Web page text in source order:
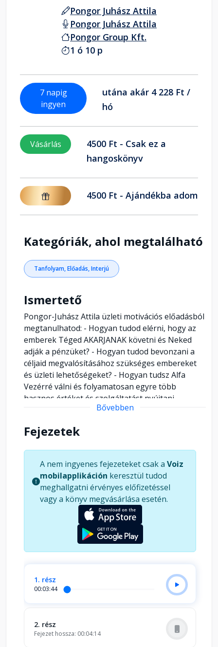
Pongor Juhász Attila
Pongor Juhász Attila
Pongor Group Kft.
1 ó 10 p
7 napig
ingyen
utána akár 4 228 Ft /
hó
Vásárlás
4500 Ft - Csak ez a
hangoskönyv
4500 Ft - Ajándékba adom
Kategóriák, ahol megtalálható
Tanfolyam, Előadás, Interjú
Ismertető
Pongor-Juhász Attila üzleti motivációs előadásból
megtanulhatod: - Hogyan tudod elérni, hogy az
emberek Téged AKARJANAK követni és Neked
adják a pénzüket? - Hogyan tudod bevonzani a
céljaid megvalósításához szükséges embereket
és üzleti lehetőségeket? - Hogyan tudsz Alfa
Vezérré válni és folyamatosan egyre több
hasznos értéket és szolgáltatást nyújtani
Bővebben
Fejezetek
A nem ingyenes fejezeteket csak a Voiz
mobilapplikáción keresztül tudod
meghallgatni érvényes előfizetéssel
vagy a könyv megvásárlása esetén.
1. rész
00:03:44
2. rész
Fejezet hossza: 00:04:14